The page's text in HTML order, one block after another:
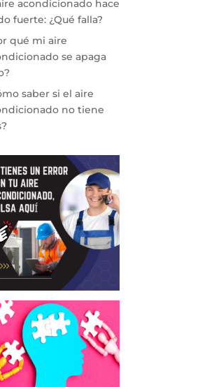
acondicionado hace
fuerte: ¿Qué falla?
qué mi aire
se apaga
saber si el aire
no tiene